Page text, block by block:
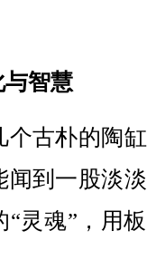
智慧
古朴的陶
闻到一股淡
灵魂”，用